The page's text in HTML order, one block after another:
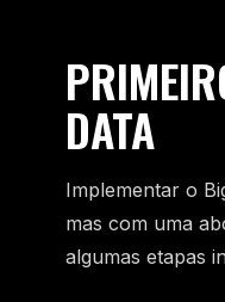
DATA
Implementar o
mas com uma
algumas etapas